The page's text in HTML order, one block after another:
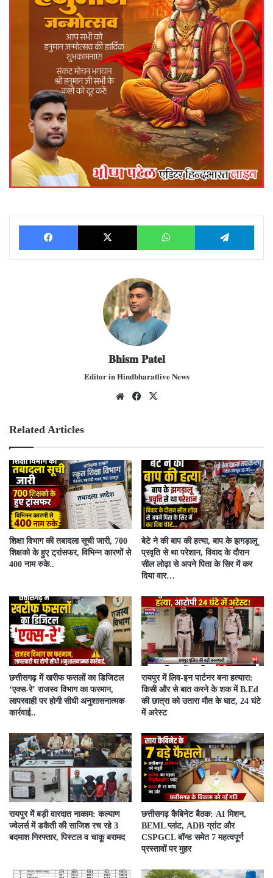
Facebook X WhatsApp
𝐁𝐡𝐢𝐬𝐦 𝐏𝐚𝐭𝐞𝐥
𝐄𝐝𝐢𝐭𝐨𝐫 𝐢𝐧 𝐇𝐢𝐧𝐝𝐛𝐡𝐚𝐫𝐚𝐭𝐥𝐢𝐯𝐞 𝐍𝐞𝐰𝐬
We
Fac
Related Articles
शिक्षा विभाग की तबादला सूची जारी, 700
शिक्षको के हुए ट्रांसफर, विभिन्न कारणों से
400 नाम रुके..
बेटे ने की बाप की हत्या, बाप के झगड़ालू
प्रवृति से था परेशान, विवाद के दौरान
सील लोढ़ा से अपने पिता के सिर में कर
दिया वार…
​छत्तीसगढ़ में खरीफ फसलों का डिजिटल
‘एक्स-रे’ राजस्व विभाग का फरमान,
लापरवाही पर होगी सीधी अनुशासनात्मक
कार्रवाई..
रायपुर में लिव-इन पार्टनर बना हत्यारा:
किसी और से बात करने के शक में B.Ed
की छात्रा को उतारा मौत के घाट, 24 घंटे
में अरेस्ट
रायपुर में बड़ी वारदात नाकाम: कल्याण
ज्वेलर्स में डकैती की साजिश रच रहे 3
बदमाश गिरफ्तार, पिस्टल व चाकू बरामद
छत्तीसगढ़ कैबिनेट बैठक: AI मिशन,
BEML प्लांट, ADB ग्रांट और
CSPGCL बॉन्ड समेत 7 महत्वपूर्ण
प्रस्तावों पर मुहर